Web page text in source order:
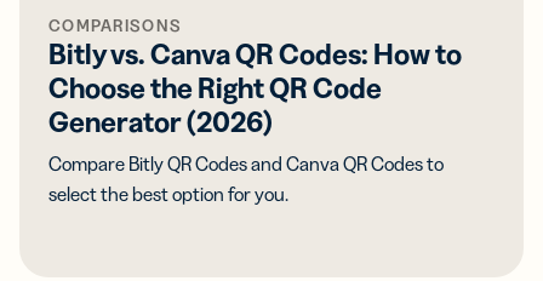
COMPARISONS
Bitly vs. Canva QR Codes: How to
Choose the Right QR Code
Generator (2026)
Compare Bitly QR Codes and Canva QR Codes to
select the best option for you.